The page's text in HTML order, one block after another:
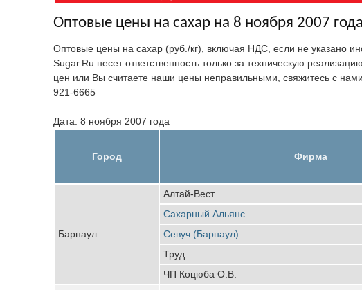
Оптовые цены на сахар на 8 ноября 2007
Оптовые цены на сахар (руб./кг), включая НДС, если не указано
Sugar.Ru несет ответственность только за техническую
цен или Вы считаете наши цены неправильными, свяжитесь с
921-6665
Дата: 8 ноября 2007 года
Город Фирма
Барнаул
Алтай-Вест
Сахарный Альянс
Севуч (Барнаул)
Труд
ЧП Коцюба О.В.